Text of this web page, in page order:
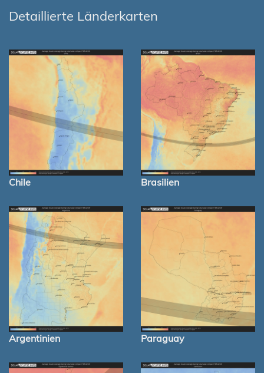
Detaillierte Länderkarten
Chile Brasilien
Argentinien Paraguay